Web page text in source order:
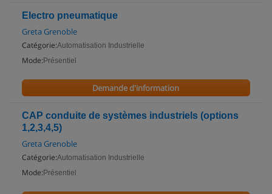
Electro pneumatique
Greta Grenoble
Catégorie:Automatisation Industrielle
Mode: Présentiel
Demande d'information
CAP conduite de systèmes industriels (options
1,2,3,4,5)
Greta Grenoble
Catégorie:Automatisation Industrielle
Mode: Présentiel